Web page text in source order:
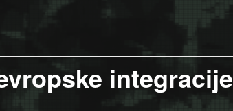
tribunal je pravdu učinio mogućom”
integracije